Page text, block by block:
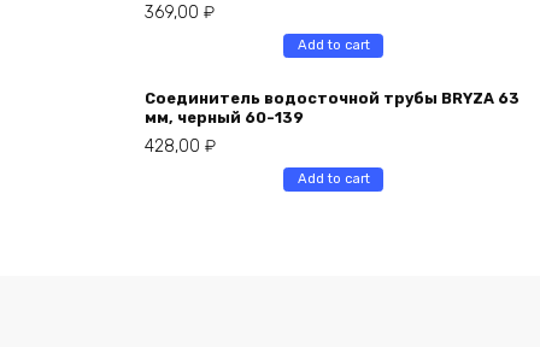
369,00 ₽
Add to cart
Соединитель водосточной трубы BRYZA 63
мм, черный 60-139
428,00 ₽
Add to cart